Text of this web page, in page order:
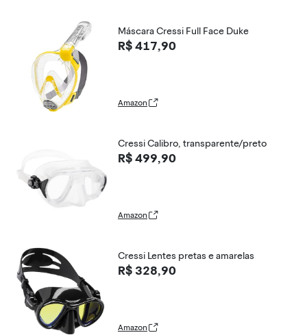
Máscara Cressi Full Face Duke
R$ 417,90
Amazon
Cressi Calibro, transparente/preto
R$ 499,90
Amazon
Cressi Lentes pretas e amarelas
R$ 328,90
Amazon